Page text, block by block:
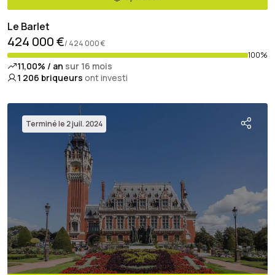
Le Barlet
424 000 €/ 424 000 €
100%
11,00% / an sur 16 mois
1 206 briqueurs ont investi
Terminé le 2 juil. 2024